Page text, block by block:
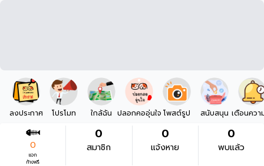
ลงประกาศ โปรโมท ใกล้ฉัน ปลอกคออุ่นใจ โพสต์รูป สนับสนุน เตือนควา
0
แจก
ก้างฟรี
0
สมาชิก
0
แจ้งหาย
0
พบแล้ว